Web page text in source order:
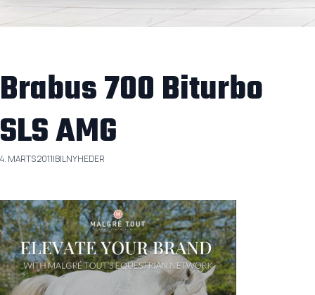
Brabus 700 Biturbo
SLS AMG
4. MARTS 2011|BILNYHEDER